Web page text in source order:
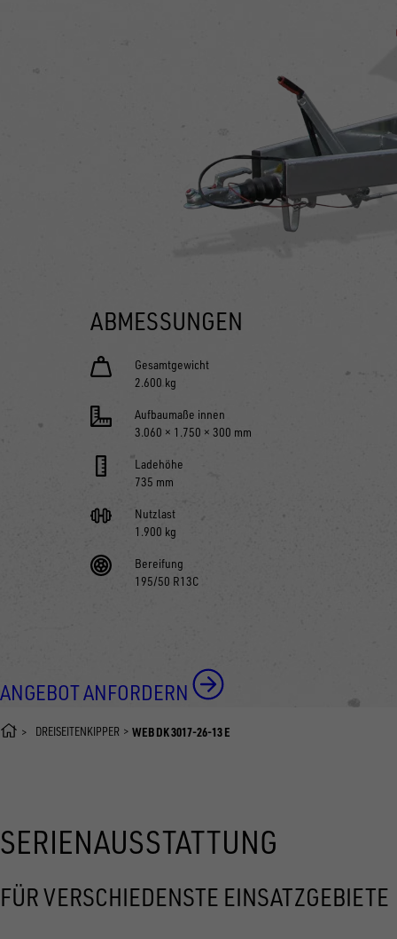
ABMESSUNGEN
Gesamtgewicht
2.600 kg
Aufbaumaße innen
3.060 × 1.750 × 300 mm
Ladehöhe
735 mm
Nutzlast
1.900 kg
Bereifung
195/50 R13C
ANGEBOT ANFORDERN
DREISEITENKIPPER WEB DK 3017-26-13 E
SERIENAUSSTATTUNG
FÜR VERSCHIEDENSTE EINSATZGEBIETE